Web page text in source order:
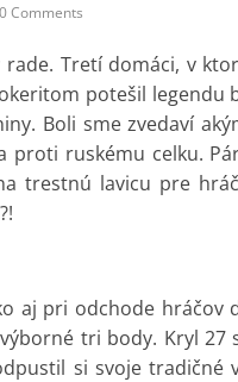
0 Comments
rade. Tretí domáci, v
potešil legendu
Boli sme zvedaví
proti ruskému celku.
trestnú lavicu pre
aj pri odchode hráčov
tri body. Kryl 27
si svoje